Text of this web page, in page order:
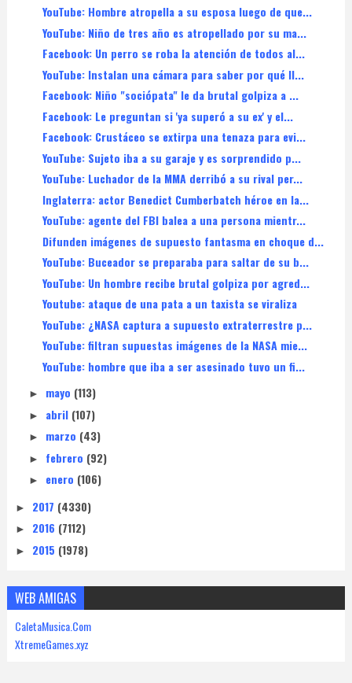
YouTube: Hombre atropella a su esposa luego de que...
YouTube: Niño de tres año es atropellado por su ma...
Facebook: Un perro se roba la atención de todos al...
YouTube: Instalan una cámara para saber por qué ll...
Facebook: Niño "sociópata" le da brutal golpiza a ...
Facebook: Le preguntan si 'ya superó a su ex' y el...
Facebook: Crustáceo se extirpa una tenaza para evi...
YouTube: Sujeto iba a su garaje y es sorprendido p...
YouTube: Luchador de la MMA derribó a su rival per...
Inglaterra: actor Benedict Cumberbatch héroe en la...
YouTube: agente del FBI balea a una persona mientr...
Difunden imágenes de supuesto fantasma en choque d...
YouTube: Buceador se preparaba para saltar de su b...
YouTube: Un hombre recibe brutal golpiza por agred...
Youtube: ataque de una pata a un taxista se viraliza
YouTube: ¿NASA captura a supuesto extraterrestre p...
YouTube: filtran supuestas imágenes de la NASA mie...
YouTube: hombre que iba a ser asesinado tuvo un fi...
► mayo (113)
► abril (107)
► marzo (43)
► febrero (92)
► enero (106)
► 2017 (4330)
► 2016 (7112)
► 2015 (1978)
WEB AMIGAS
CaletaMusica.Com
XtremeGames.xyz